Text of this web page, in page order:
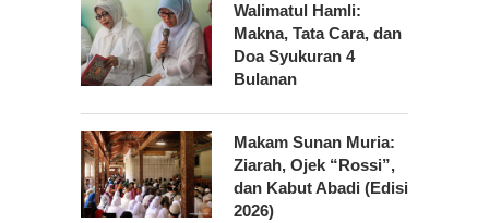
Walimatul Hamli:
Makna, Tata Cara, dan
Doa Syukuran 4
Bulanan
Makam Sunan Muria:
Ziarah, Ojek “Rossi”,
dan Kabut Abadi (Edisi
2026)